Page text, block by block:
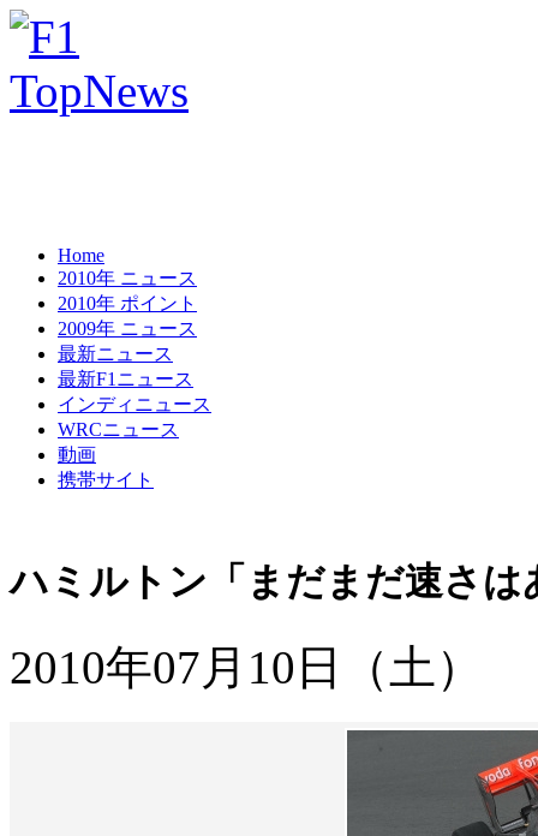
Home
2010年 ニュース
2010年 ポイント
2009年 ニュース
最新ニュース
最新F1ニュース
インディニュース
WRCニュース
動画
携帯サイト
ハミルトン「まだまだ速さは
2010年07月10日（土）